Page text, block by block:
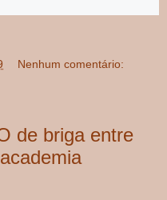
Nenhum comentário:
de briga entre